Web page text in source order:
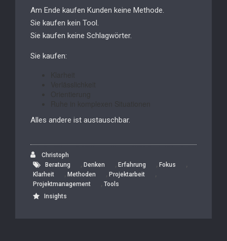
Am Ende kaufen Kunden keine Methode.
Sie kaufen kein Tool.
Sie kaufen keine Schlagwörter.
Sie kaufen:
Alles andere ist austauschbar.
Christoph
Beratung
, Denken , Erfahrung , Fokus ,
Klarheit , Methoden , Projektarbeit ,
Projektmanagement , Tools
Insights